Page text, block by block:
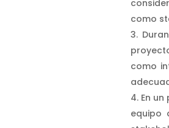
como
como
En
equipo